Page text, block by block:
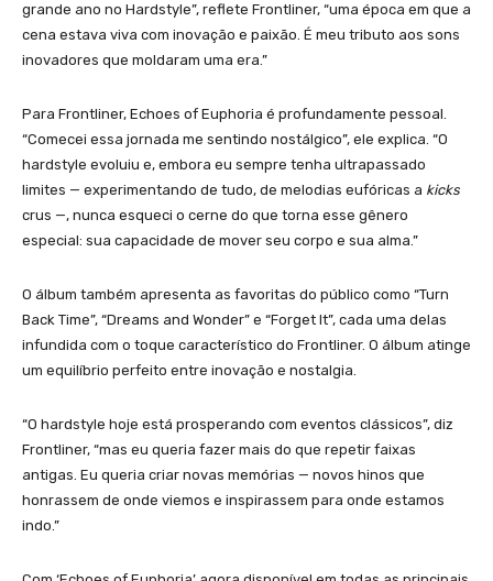
grande ano no Hardstyle”, reflete Frontliner, “uma época em que a
cena estava viva com inovação e paixão. É meu tributo aos sons
inovadores que moldaram uma era.”
Para Frontliner, Echoes of Euphoria é profundamente pessoal.
“Comecei essa jornada me sentindo nostálgico”, ele explica. “O
hardstyle evoluiu e, embora eu sempre tenha ultrapassado
limites — experimentando de tudo, de melodias eufóricas a kicks
crus —, nunca esqueci o cerne do que torna esse gênero
especial: sua capacidade de mover seu corpo e sua alma.”
O álbum também apresenta as favoritas do público como “Turn
Back Time”, “Dreams and Wonder” e “Forget It”, cada uma delas
infundida com o toque característico do Frontliner. O álbum atinge
um equilíbrio perfeito entre inovação e nostalgia.
“O hardstyle hoje está prosperando com eventos clássicos”, diz
Frontliner, “mas eu queria fazer mais do que repetir faixas
antigas. Eu queria criar novas memórias — novos hinos que
honrassem de onde viemos e inspirassem para onde estamos
indo.”